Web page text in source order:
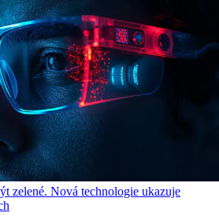
zelené. Nová technologie ukazuje